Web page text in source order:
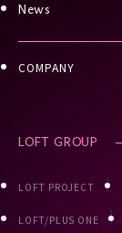
News
COMPANY
LOFT GROUP
LOFT PROJECT
LOFT/PLUS ONE